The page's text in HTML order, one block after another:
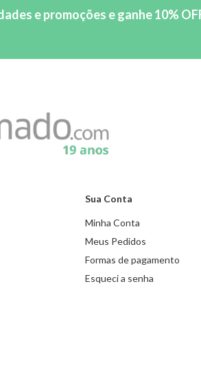
e promoções e ganhe 10%
Sua Conta
Minha Conta
Meus Pedidos
Formas de pagamento
Esqueci a senha